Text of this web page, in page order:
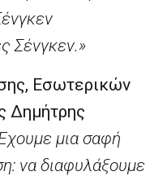
Σένγκεν.»
Εσωτερικών
Δημήτρης
μια σαφή
να διαφυλάξουμε